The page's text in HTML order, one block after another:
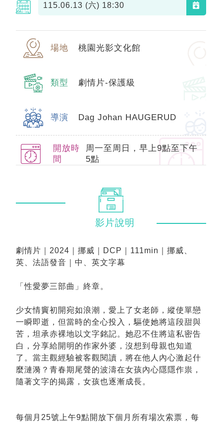
115.06.13 (六) 18:30
場地 桃園光影文化館
類型 劇情片-保護級
導演 Dag Johan HAUGERUD
開放時
間
周一至周日，早上9點至下午
5點
影片說明
劇情片｜2024｜挪威｜DCP｜111min｜挪威、
英、法語發音｜中、英文字幕
「性愛夢三部曲」終章。
少女情竇初開宛如浪潮，愛上了女老師，縱使單戀
一瞬即逝，但當時的全心投入，驅使她將這段甜與
苦，坦承赤裸地以文字銘記。她忍不住將這私密告
白，分享給開明的作家外婆，沒想到母親也知道
了。當主觀經驗被客觀閱讀，將在他人內心激起什
麼漣漪？青春期尾聲的波濤在女孩內心隱隱作祟，
隨著文字的揭露，女孩也逐漸成長。
每個月25號上午9點開放下個月所有場次索票，每